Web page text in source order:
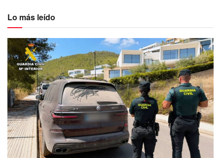
Lo más leído